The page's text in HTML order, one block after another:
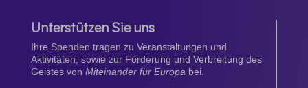
Unterstützen Sie uns
Ihre Spenden tragen zu Veranstaltungen und
Aktivitäten, sowie zur Förderung und Verbreitung des
Geistes von Miteinander für Europa bei.